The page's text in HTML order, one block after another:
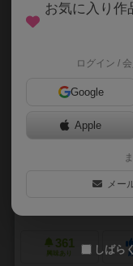
地上と地下で繰り広げ
洞窟探検ストーリーが
村人たちが地底を探
たり、村人を増やした
ゲーム。地底の探検は
ライアン・ラウカ
361
興味あり
お気に入り作
ログイン /
Google
Apple
メー
しばら